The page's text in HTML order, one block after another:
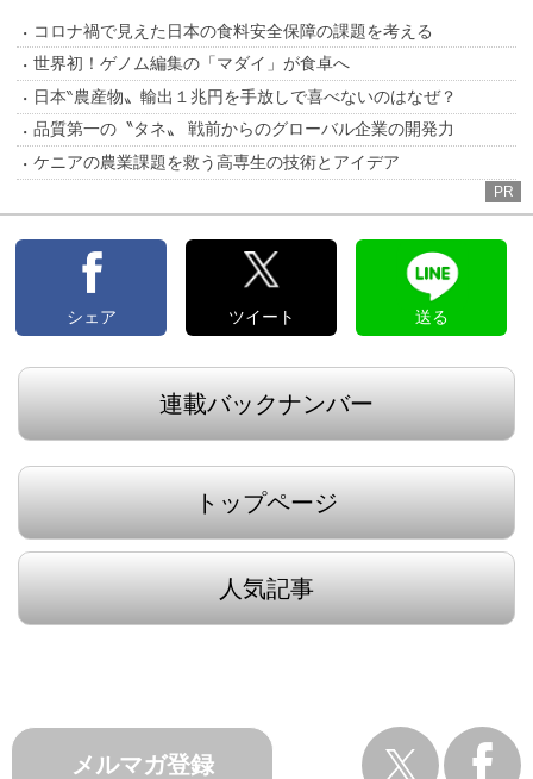
コロナ禍で見えた日本の食料安全保障の課題を考える
世界初！ゲノム編集の「マダイ」が食卓へ
日本‶農産物〟輸出１兆円を手放しで喜べないのはなぜ？
品質第一の〝タネ〟 戦前からのグローバル企業の開発力
ケニアの農業課題を救う高専生の技術とアイデア
PR
シェア ツイート 送る
連載バックナンバー
トップページ
人気記事
メルマガ登録